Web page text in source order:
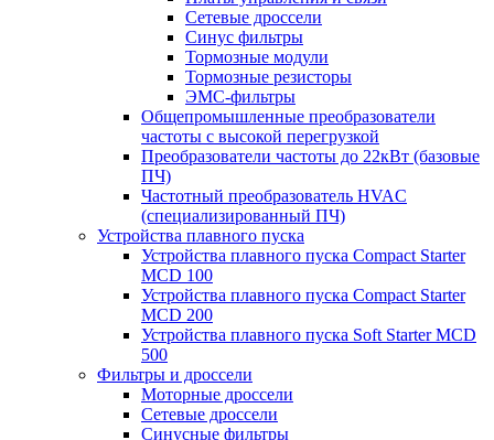
Сетевые дроссели
Синус фильтры
Тормозные модули
Тормозные резисторы
ЭМС-фильтры
Общепромышленные преобразователи
частоты с высокой перегрузкой
Преобразователи частоты до 22кВт (базовые
ПЧ)
Частотный преобразователь HVAC
(специализированный ПЧ)
Устройства плавного пуска
Устройства плавного пуска Compact Starter
MCD 100
Устройства плавного пуска Compact Starter
MCD 200
Устройства плавного пуска Soft Starter MCD
500
Фильтры и дроссели
Моторные дроссели
Сетевые дроссели
Синусные фильтры